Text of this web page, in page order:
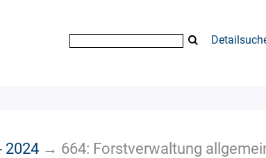
2024 → 664: Forstverwaltung